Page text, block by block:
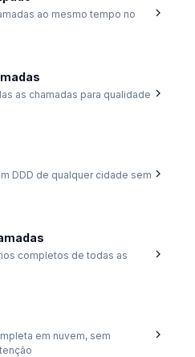
ao mesmo tempo no
as chamadas para qualidade
DDD de qualquer cidade sem
completos de todas as
em nuvem, sem